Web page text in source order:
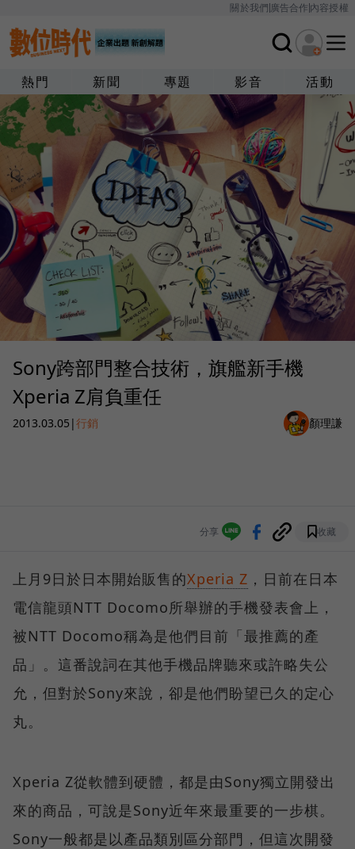
關於我們廣告合作內容授權
熱門 新聞 專題 影音 活動
Sony跨部門整合技術，旗艦新手機
Xperia Z肩負重任
2013.03.05 |行銷 顏理謙
分享 收藏
上月9日於日本開始販售的Xperia Z ，日前在日本
電信龍頭NTT Docomo所舉辦的手機發表會上，
被NTT Docomo稱為是他們目前「最推薦的產
品」。這番說詞在其他手機品牌聽來或許略失公
允，但對於Sony來說，卻是他們盼望已久的定心
丸。
Xperia Z從軟體到硬體，都是由Sony獨立開發出
來的商品，可說是Sony近年來最重要的一步棋。
Sony一般都是以產品類別區分部門，但這次開發